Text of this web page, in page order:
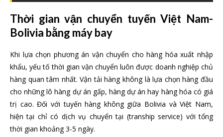
Thời gian vận chuyển tuyến Việt Nam-
Bolivia bằng máy bay
Khi lựa chọn phương án vận chuyển cho hàng hóa xuất nhập
khẩu, yếu tố thời gian vận chuyển luôn được doanh nghiệp chủ
hàng quan tâm nhất. Vận tải hàng không là lựa chọn hàng đầu
cho những lô hàng dự án gấp, hàng dự án hay hàng hóa có giá
trị cao. Đối với tuyến hàng không giữa Bolivia và Việt Nam,
hiện tại chỉ có dịch vụ chuyển tại (tranship service) với tổng
thời gian khoảng 3-5 ngày.